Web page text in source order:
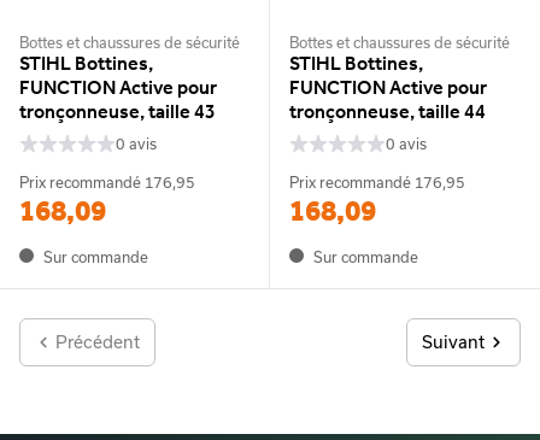
Bottes et chaussures de sécurité
STIHL Bottines,
FUNCTION Active pour
tronçonneuse, taille 43
0 avis
Prix recommandé 176,95
168,09
Sur commande
Bottes et chaussures de sécurité
STIHL Bottines,
FUNCTION Active pour
tronçonneuse, taille 44
0 avis
Prix recommandé 176,95
168,09
Sur commande
Précédent Suivant